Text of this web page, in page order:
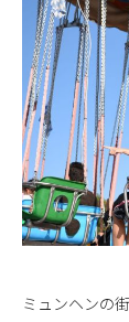
ミュンヘンの